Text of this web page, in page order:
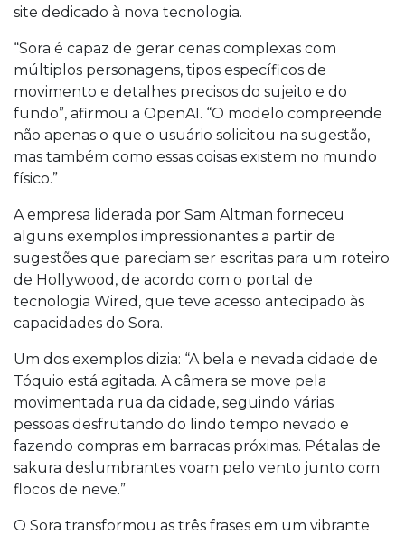
site dedicado à nova tecnologia.
“Sora é capaz de gerar cenas complexas com
múltiplos personagens, tipos específicos de
movimento e detalhes precisos do sujeito e do
fundo”, afirmou a OpenAI. “O modelo compreende
não apenas o que o usuário solicitou na sugestão,
mas também como essas coisas existem no mundo
físico.”
A empresa liderada por Sam Altman forneceu
alguns exemplos impressionantes a partir de
sugestões que pareciam ser escritas para um roteiro
de Hollywood, de acordo com o portal de
tecnologia Wired, que teve acesso antecipado às
capacidades do Sora.
Um dos exemplos dizia: “A bela e nevada cidade de
Tóquio está agitada. A câmera se move pela
movimentada rua da cidade, seguindo várias
pessoas desfrutando do lindo tempo nevado e
fazendo compras em barracas próximas. Pétalas de
sakura deslumbrantes voam pelo vento junto com
flocos de neve.”
O Sora transformou as três frases em um vibrante